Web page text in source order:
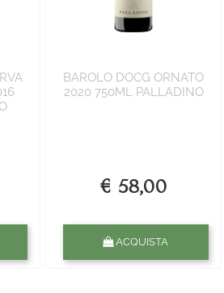
BAROLO DOCG ORNATO
2020 750ML PALLADINO
€ 58,00
ACQUISTA